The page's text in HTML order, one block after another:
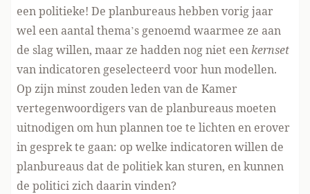
een politieke! De planbureaus hebben vorig jaar
wel een aantalthema’s genoemd waarmee ze aan
de slag willen, maar ze hadden nog niet eenkernset
van indicatoren geselecteerd voor hun modellen.
Op zijn minst zouden leden van de Kamer
vertegenwoordigers van de planbureaus moeten
uitnodigen om hun plannen toe te lichten en erover
in gesprek te gaan: op welke indicatoren willen de
planbureaus dat de politiek kan sturen, en kunnen
de politici zich daarin vinden?